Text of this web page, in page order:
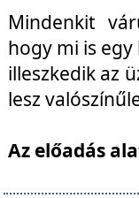
Mindenkit
hogy mi is
illeszkedik az
lesz
Az előadás